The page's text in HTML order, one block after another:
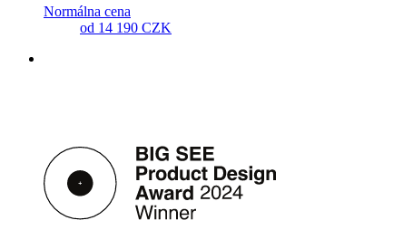
Normálna cena
od 14 190 CZK